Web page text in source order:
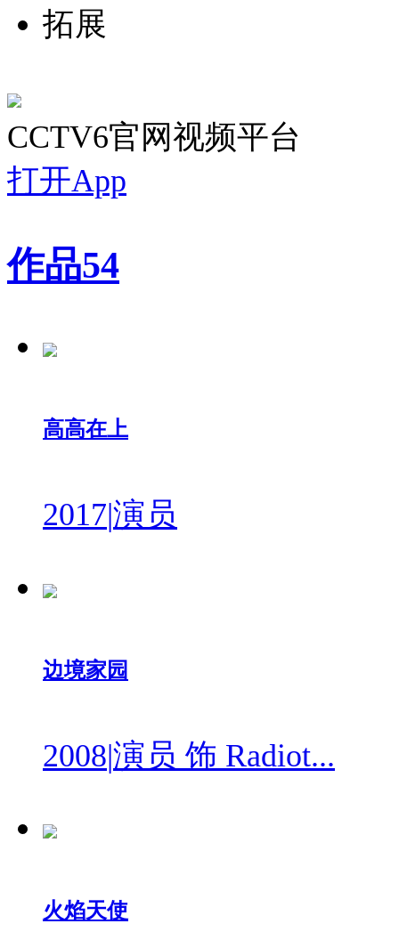
拓展
CCTV6官网视频平台
打开App
作品54
高高在上
2017|演员
边境家园
2008|演员 饰 Radiot...
火焰天使